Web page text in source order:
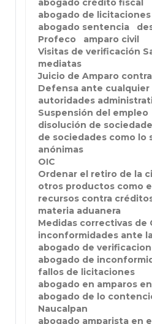
abogado crédito fiscal
abogado de licitaciones
abogado sentencia
Profeco
amparo civil
Visitas de verificación
mediatas
Juicio de Amparo
Defensa ante cualquier
autoridades
Suspensión del empleo
disolución de
de sociedades como lo
anónimas
OIC
Ordenar el retiro de la
otros productos como
recursos contra
materia aduanera
Medidas correctivas de
inconformidades ante
abogado de
abogado de
fallos de licitaciones
abogado en amparos
abogado de lo
Naucalpan
abogado amparista en